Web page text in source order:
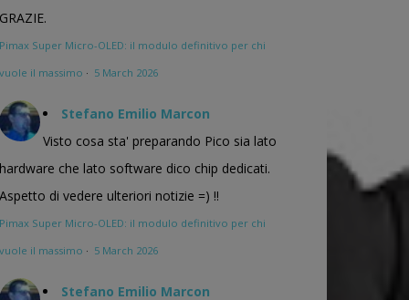
GRAZIE.
Pimax Super Micro-OLED: il modulo definitivo per chi
vuole il massimo · 5 March 2026
Stefano Emilio Marcon
Visto cosa sta' preparando Pico sia lato
hardware che lato software dico chip dedicati.
Aspetto di vedere ulteriori notizie =) !!
Pimax Super Micro-OLED: il modulo definitivo per chi
vuole il massimo · 5 March 2026
Stefano Emilio Marcon